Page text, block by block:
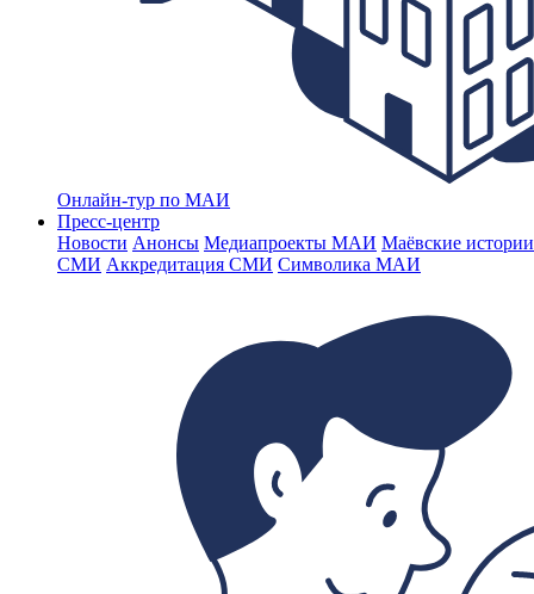
Онлайн-тур по МАИ
Пресс-центр
Новости Анонсы Медиапроекты МАИ Маёвские
СМИ Аккредитация СМИ Символика МАИ